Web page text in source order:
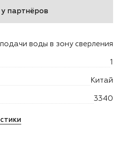
у партнёров
воды в зону сверления
1
Китай
3340